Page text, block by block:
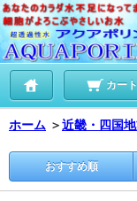
カート
ホーム ＞近畿・四国
おすすめ順